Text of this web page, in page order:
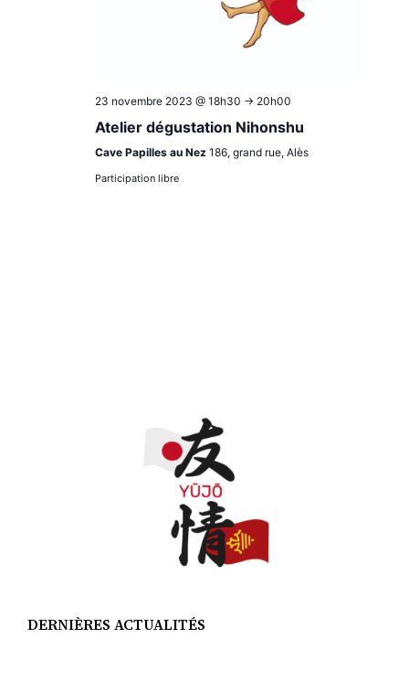
23 novembre 2023 @ 18h30 -> 20h00
Atelier dégustation Nihonshu
Cave Papilles au Nez 186, grand rue, Alès
Participation libre
DERNIÈRES ACTUALITÉS